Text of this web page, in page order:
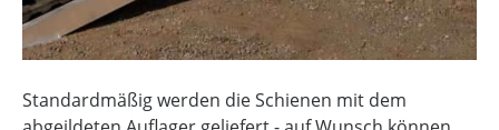
Standardmäßig werden die Schienen mit dem